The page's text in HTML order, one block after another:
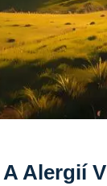
⁣alergií V